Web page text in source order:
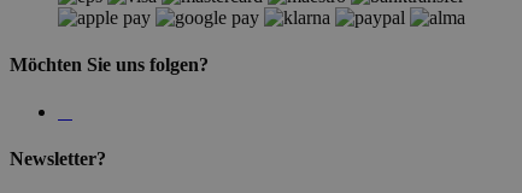
Möchten Sie uns folgen?
Newsletter?